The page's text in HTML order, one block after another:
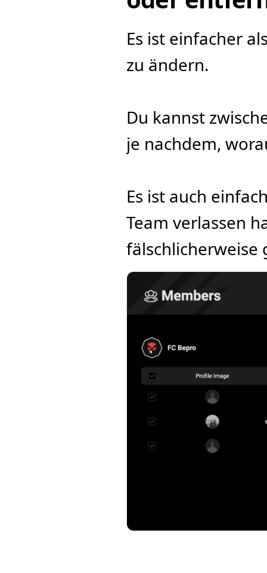
Es ist einfacher
zu ändern.
Du kannst
je nachdem,
Es ist auch
Team verlassen
fälschlicherweise